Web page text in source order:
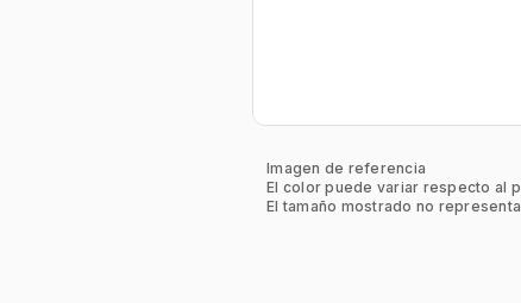
Imagen de referencia
El color puede variar respecto al
El tamaño mostrado no